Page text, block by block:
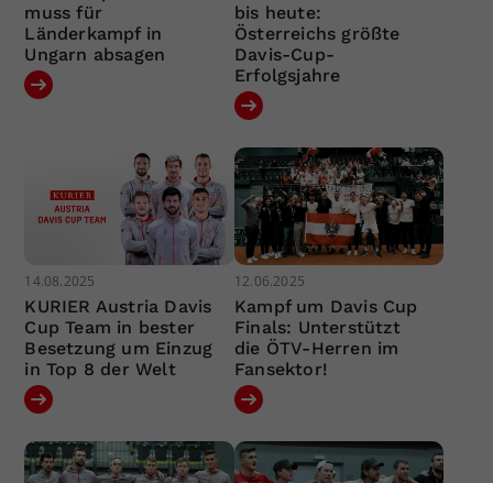
muss für
Länderkampf in
Ungarn absagen
bis heute:
Österreichs größte
Davis-Cup-
Erfolgsjahre
14.08.2025
KURIER Austria Davis
Cup Team in bester
Besetzung um Einzug
in Top 8 der Welt
12.06.2025
Kampf um Davis Cup
Finals: Unterstützt
die ÖTV-Herren im
Fansektor!